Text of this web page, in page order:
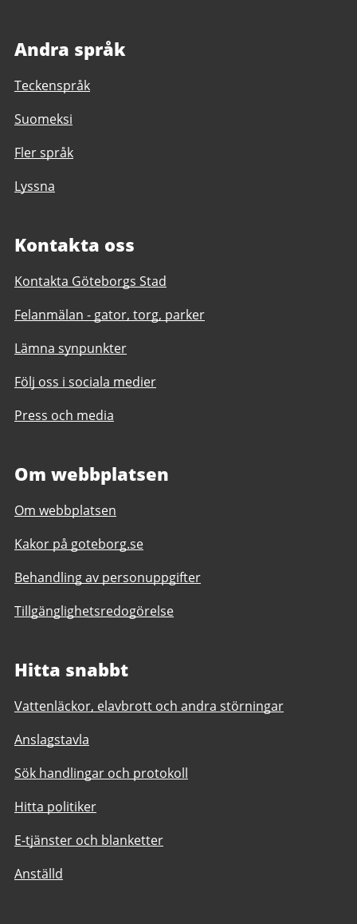
Andra språk
Teckenspråk
Suomeksi
Fler språk
Lyssna
Kontakta oss
Kontakta Göteborgs Stad
Felanmälan - gator, torg, parker
Lämna synpunkter
Följ oss i sociala medier
Press och media
Om webbplatsen
Om webbplatsen
Kakor på goteborg.se
Behandling av personuppgifter
Tillgänglighetsredogörelse
Hitta snabbt
Vattenläckor, elavbrott och andra störningar
Anslagstavla
Sök handlingar och protokoll
Hitta politiker
E-tjänster och blanketter
Anställd